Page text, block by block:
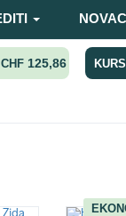
NOVAC
CHF 125,86